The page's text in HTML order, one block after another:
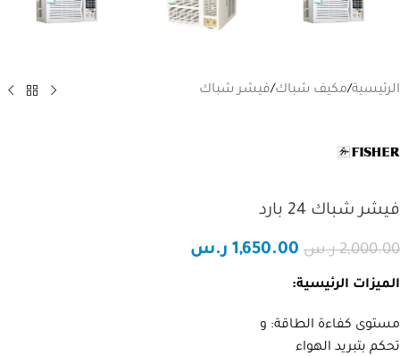
الرئيسية/مكيف شباك/فيشر شباك
فيشر شباك 24 بارد
2,000.00 ر.س 1,650.00 ر.س
الميزات الرئيسية:
مستوى كفاءة الطاقة: و
تحكم بتبريد الهواء
مساعد تلال الجليد